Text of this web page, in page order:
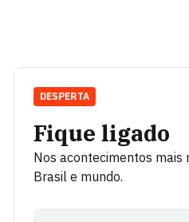
Fique ligado
Nos acontecimentos mais
Brasil e mundo.
DESPERTA